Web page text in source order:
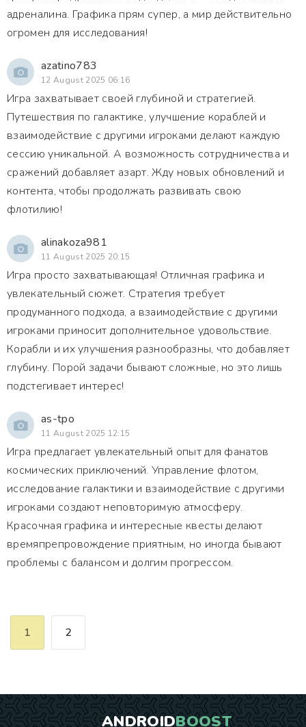
адреналина. Графика прям супер, а мир действительно
огромен для исследования!
azatino783
12 August 2025 06:16
Игра захватывает своей глубиной и стратегией.
Путешествия по галактике, улучшение кораблей и
взаимодействие с другими игроками делают каждую
сессию уникальной. А возможность сотрудничества и
сражений добавляет азарт. Жду новых обновлений и
контента, чтобы продолжать развивать свою
флотилию!
alinakoza981
11 August 2025 20:15
Игра просто захватывающая! Отличная графика и
увлекательный сюжет. Стратегия требует
продуманного подхода, а взаимодействие с другими
игроками приносит дополнительное удовольствие.
Корабли и их улучшения разнообразны, что добавляет
глубину. Порой задачи бывают сложные, но это лишь
подстегивает интерес!
as-tpo
11 August 2025 12:15
Игра предлагает увлекательный опыт для фанатов
космических приключений. Управление флотом,
исследование галактики и взаимодействие с другими
игроками создают неповторимую атмосферу.
Красочная графика и интересные квесты делают
времяпрепровождение приятным, но иногда бывают
проблемы с балансом и долгим прогрессом.
1 2
ANDROIDBOOST